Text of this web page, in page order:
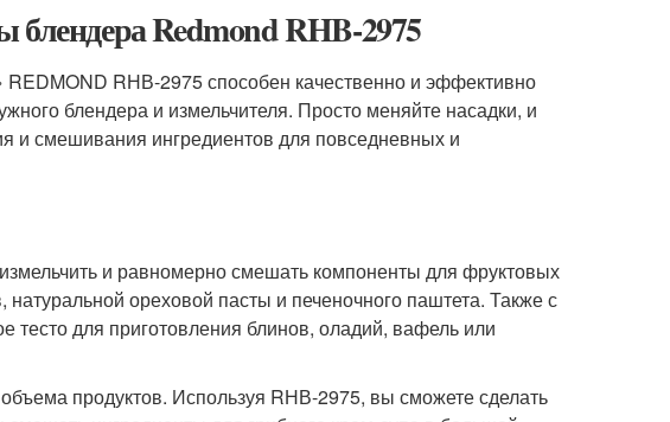
Redmond RHB-2975
RНВ-2975 способен качественно и эффективно
блендера и измельчителя. Просто меняйте насадки, и
и смешивания ингредиентов для повседневных и
и равномерно смешать компоненты для фруктовых
ореховой пасты и печеночного паштета. Также с
для приготовления блинов, оладий, вафель или
продуктов. Используя RНВ-2975, вы сможете сделать